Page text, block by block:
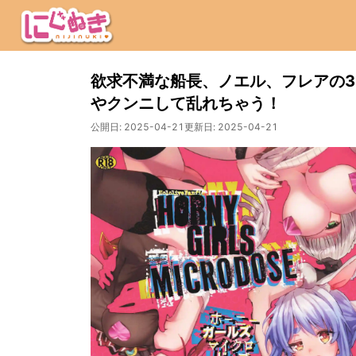
欲求不満な船長、ノエル、フレアの
やクンニして乱れちゃう！
公開日: 2025-04-21 更新日: 2025-04-21